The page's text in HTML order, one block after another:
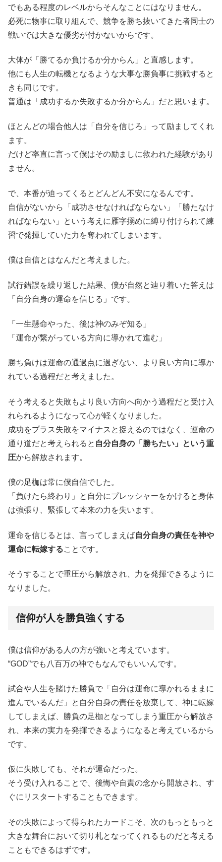
でもある程度のレベルからそんなことにはなりません。
必死に物事に取り組んで、競争を勝ち抜いてきた者同士の
戦いでは大きな優劣が付かないからです。
大体が「勝てるか負けるか分からん」と直感します。
他にも人生の転機となるような大事な勝負事に挑戦すると
きも同じです。
普通は「成功するか失敗するか分からん」だと思います。
ほとんどの場合他人は「自分を信じろ」って励ましてくれ
ます。
だけど率直に言って僕はその励ましに救われた経験があり
ません。
で、本番が迫ってくるとどんどん不安になるんです。
自信がないから「成功させなければならない」「勝たなけ
ればならない」という考えに雁字搦めに縛り付けられて練
習で発揮していた力を奪われてしまいます。
僕は自信とはなんだと考えました。
試行錯誤を繰り返した結果、僕が自然と辿り着いた答えは
「自分自身の運命を信じる」です。
「一生懸命やった、後は神のみぞ知る」
「運命が繋がっている方向に導かれて進む」
勝ち負けは運命の通過点に過ぎない、より良い方向に導か
れている過程だと考えました。
そう考えると失敗もより良い方向へ向かう過程だと受け入
れられるようになって心が軽くなりました。
成功をプラス失敗をマイナスと捉えるのではなく、運命の
通り道だと考えられると 自分自身の「勝ちたい」という重
圧から解放されます。
僕の足枷は常に僕自信でした。
「負けたら終わり」と自分にプレッシャーをかけると身体
は強張り、緊張して本来の力を失います。
運命を信じるとは、言ってしまえば自分自身の責任を神や
運命に転嫁することです。
そうすることで重圧から解放され、力を発揮できるように
なりました。
信仰が人を勝負強くする
僕は信仰がある人の方が強いと考えています。
“GOD”でも八百万の神でもなんでもいいんです。
試合や人生を賭けた勝負で「自分は運命に導かれるままに
進んでいるんだ」と自分自身の責任を放棄して、神に転嫁
してしまえば、勝負の足枷となってしまう重圧から解放さ
れ、本来の実力を発揮できるようになると考えているから
です。
仮に失敗しても、それが運命だった。
そう受け入れることで、後悔や自責の念から開放され、す
ぐにリスタートすることもできます。
その失敗によって得られたカードこそ、次のもっともっと
大きな舞台において切り札となってくれるものだと考える
こともできるはずです。